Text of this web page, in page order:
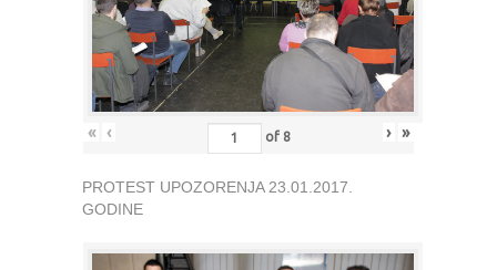
« ‹ of 8 › »
PROTEST UPOZORENJA 23.01.2017.
GODINE